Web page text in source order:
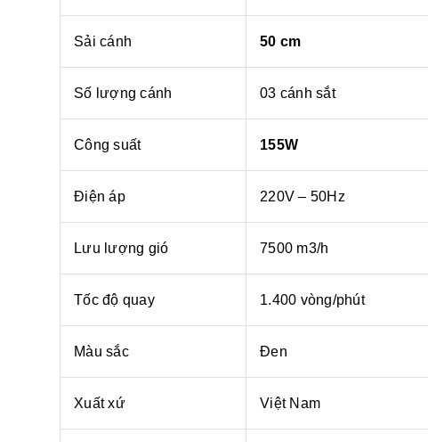
Sải cánh 50 cm
Số lượng cánh 03 cánh sắt
Công suất 155W
Điện áp 220V – 50Hz
Lưu lượng gió 7500 m3/h
Tốc độ quay 1.400 vòng/phút
Màu sắc Đen
Xuất xứ Việt Nam